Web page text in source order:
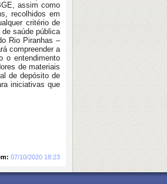
assim como
recolhidos em
critério de
saúde pública
Rio Piranhas –
compreender a
o entendimento
de materiais
de depósito de
iniciativas que
07/10/2020 18:23